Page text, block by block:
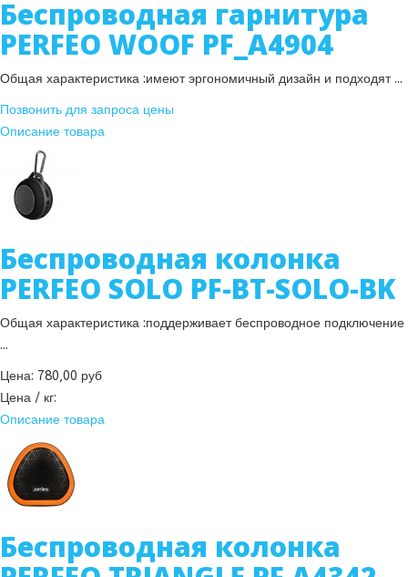
Беспроводная гарнитура
PERFEO WOOF PF_A4904
Общая характеристика :имеют эргономичный дизайн и подходят ...
Позвонить для запроса цены
Описание товара
Беспроводная колонка
PERFEO SOLO PF-BT-SOLO-BK
Общая характеристика :поддерживает беспроводное подключение
...
Цена: 780,00 руб
Цена / кг:
Описание товара
Беспроводная колонка